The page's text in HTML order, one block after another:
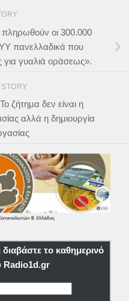
οι 300.000
πανελλαδικά που
για γυαλιά οράσεως».
ζήτημα δεν είναι η
αλλά η δημιουργία
το καθημερινό
Radio1d.gr